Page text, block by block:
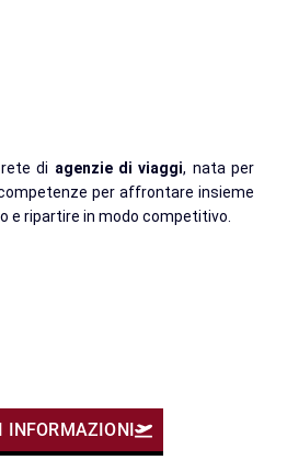
di agenzie di viaggi, nata per
per affrontare insieme
e ripartire in modo competitivo.
INFORMAZIONI